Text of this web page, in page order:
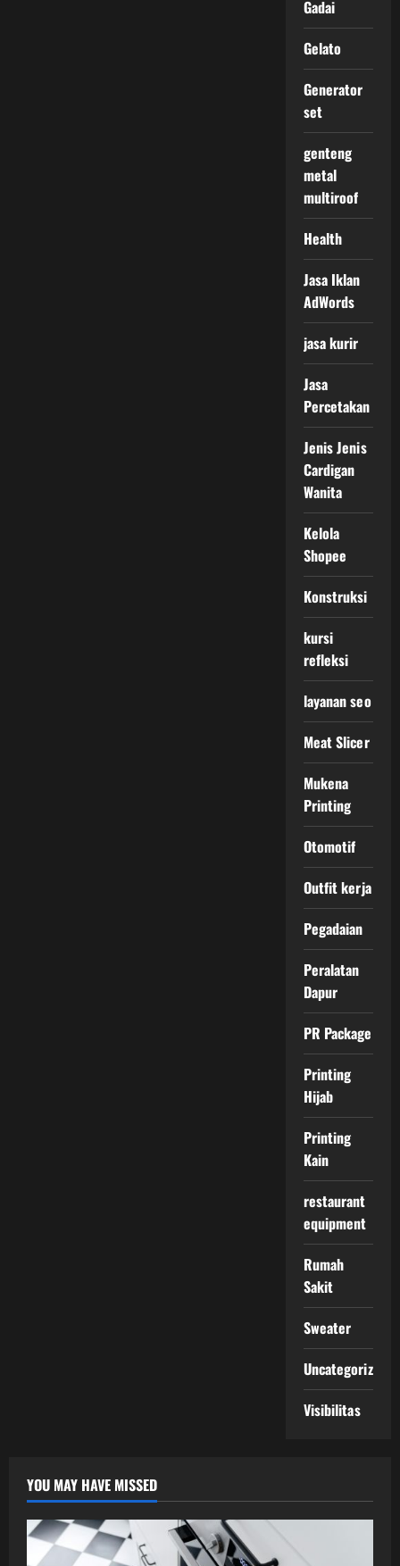
Gadai
Gelato
Generator
set
genteng
metal
multiroof
Health
Jasa Iklan
AdWords
jasa kurir
Jasa
Percetakan
Jenis Jenis
Cardigan
Wanita
Kelola
Shopee
Konstruksi
kursi
refleksi
layanan seo
Meat Slicer
Mukena
Printing
Otomotif
Outfit kerja
Pegadaian
Peralatan
Dapur
PR Package
Printing
Hijab
Printing
Kain
restaurant
equipment
Rumah
Sakit
Sweater
Uncategorized
Visibilitas
YOU MAY HAVE MISSED